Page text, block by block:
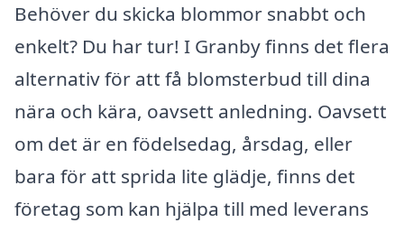
Behöver du skicka blommor snabbt och
enkelt? Du har tur! I Granby finns det flera
alternativ för att få blomsterbud till dina
nära och kära, oavsett anledning. Oavsett
om det är en födelsedag, årsdag, eller
bara för att sprida lite glädje, finns det
företag som kan hjälpa till med leverans